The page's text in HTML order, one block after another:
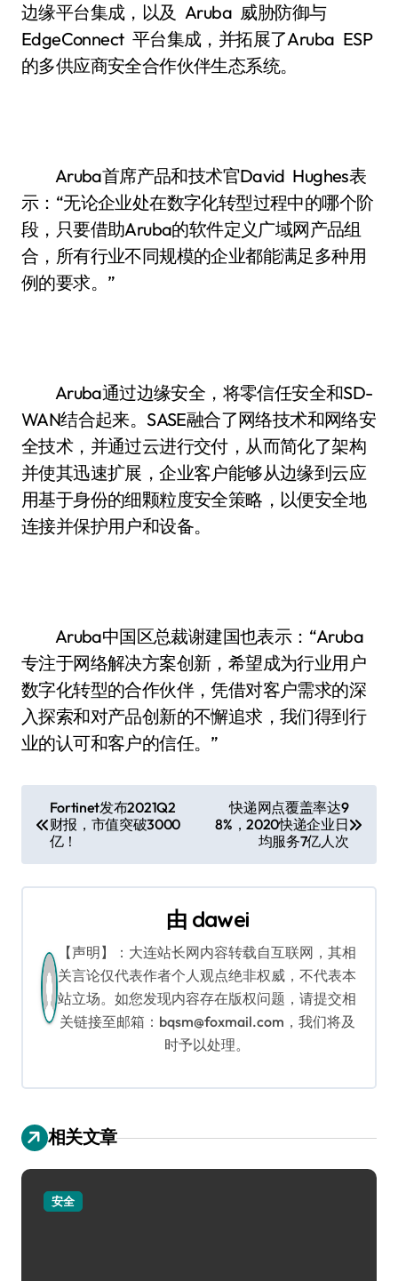
边缘平台集成，以及 Aruba 威胁防御与
EdgeConnect 平台集成，并拓展了Aruba ESP
的多供应商安全合作伙伴生态系统。
Aruba首席产品和技术官David Hughes表
示：“无论企业处在数字化转型过程中的哪个阶
段，只要借助Aruba的软件定义广域网产品组
合，所有行业不同规模的企业都能满足多种用
例的要求。”
Aruba通过边缘安全，将零信任安全和SD-
WAN结合起来。SASE融合了网络技术和网络安
全技术，并通过云进行交付，从而简化了架构
并使其迅速扩展，企业客户能够从边缘到云应
用基于身份的细颗粒度安全策略，以便安全地
连接并保护用户和设备。
Aruba中国区总裁谢建国也表示：“Aruba
专注于网络解决方案创新，希望成为行业用户
数字化转型的合作伙伴，凭借对客户需求的深
入探索和对产品创新的不懈追求，我们得到行
业的认可和客户的信任。”
章
导
Fortinet发布2021Q2
财报，市值突破3000
亿！
快递网点覆盖率达9
8%，2020快递企业日
均服务7亿人次
由 dawei
【声明】：大连站长网内容转载自互联网，其相
关言论仅代表作者个人观点绝非权威，不代表本
站立场。如您发现内容存在版权问题，请提交相
关链接至邮箱：bqsm@foxmail.com，我们将及
时予以处理。
相关文章
安全